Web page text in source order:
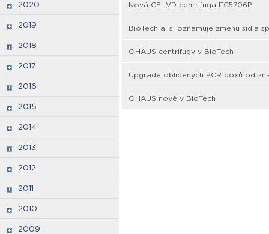
2020
2019
2018
2017
2016
2015
2014
2013
2012
2011
2010
2009
Nová CE-IVD centrifuga FC5706P
BioTech a. s. oznamuje změnu sídla
OHAUS centrifugy v BioTech
Upgrade oblíbených PCR boxů od
OHAUS nově v BioTech